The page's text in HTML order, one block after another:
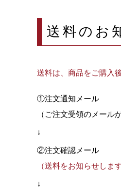
送料のお
送料は、商品をご購入
①注文通知メール
（ご注文受領のメール
↓
②注文確認メール
（送料をお知らせします
↓